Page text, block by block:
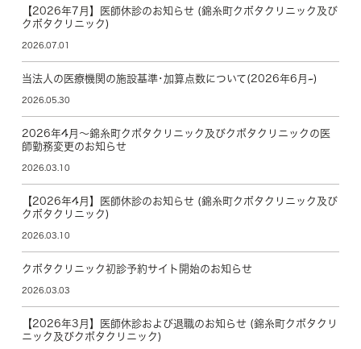
【2026年7月】医師休診のお知らせ (錦糸町クボタクリニック及び
クボタクリニック)
2026.07.01
当法人の医療機関の施設基準･加算点数について(2026年6月~)
2026.05.30
2026年4月～錦糸町クボタクリニック及びクボタクリニックの医
師勤務変更のお知らせ
2026.03.10
【2026年4月】医師休診のお知らせ (錦糸町クボタクリニック及び
クボタクリニック)
2026.03.10
クボタクリニック初診予約サイト開始のお知らせ
2026.03.03
【2026年3月】医師休診および退職のお知らせ (錦糸町クボタクリ
ニック及びクボタクリニック)